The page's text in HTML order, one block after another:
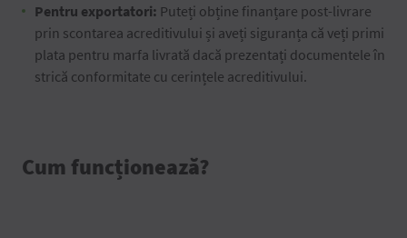
Pentru exportatori: Puteți obține finanțare post-livrare
prin scontarea acreditivului și aveți siguranța că veți primi
plata pentru marfa livrată dacă prezentați documentele în
strică conformitate cu cerințele acreditivului.
Cum funcționează?